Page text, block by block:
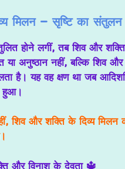
मिलन – सृष्टि का संतुलन
होने लगीं, तबशिव और
या अनुष्ठान नहीं, बल्किशिव और
है। यह वह क्षण था जब
हुआ।
शिव और शक्ति के दिव्य
और विनाश के देवता🔱